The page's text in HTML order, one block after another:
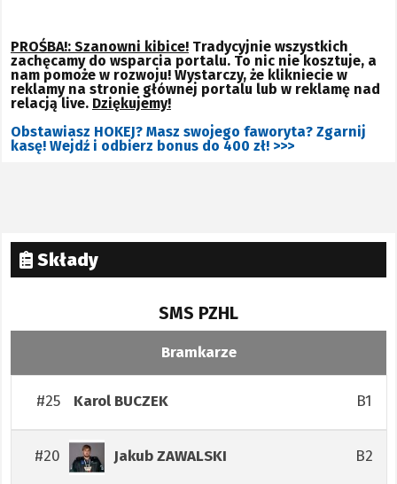
PROŚBA!: Szanowni kibice! Tradycyjnie wszystkich
zachęcamy do wsparcia portalu. To nic nie kosztuje, a
nam pomoże w rozwoju! Wystarczy, że klikniecie w
reklamy na stronie głównej portalu lub w reklamę nad
relacją live. Dziękujemy!
Obstawiasz HOKEJ? Masz swojego faworyta? Zgarnij
kasę! Wejdź i odbierz bonus do 400 zł! >>>
Składy
SMS PZHL
Bramkarze
#25 Karol BUCZEK B1
#20 JakubZAWALSKI B2